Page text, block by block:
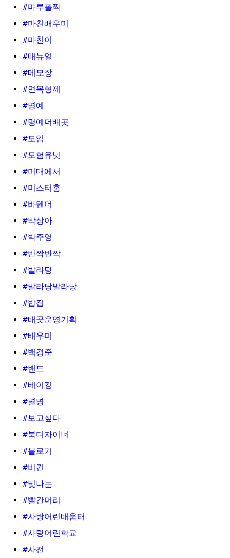
#마루폴짝
#마친배우미
#마친이
#매뉴얼
#메모장
#면목형제
#명예
#명예더배곳
#모임
#모험유닛
#미대에서
#미스터홍
#바텐더
#박상아
#박주영
#반짝반짝
#발라당
#발라당발라당
#밥집
#배곳운영기획
#배우미
#백경준
#밴드
#베이킹
#별명
#보고싶다
#북디자이너
#블로거
#비건
#빛나는
#빨간머리
#사랑어린배움터
#사랑어린학교
#사전